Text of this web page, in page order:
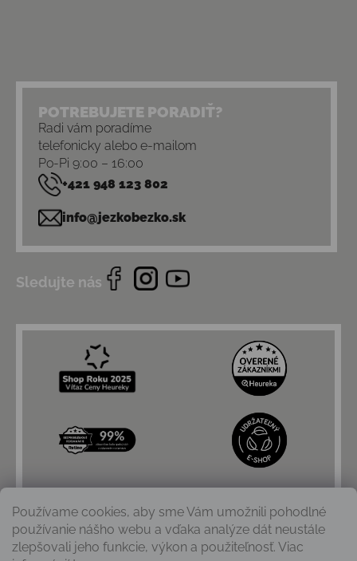
Používame cookies, aby sme Vám umožnili pohodlné
používanie nášho webu a vďaka analýze dát neustále
zlepšovali jeho funkcie, výkon a použiteľnosť. Viac
POTREBUJETE PORADIŤ?
Radi vám poradíme
telefonicky alebo e-mailom
Po-Pi 9:00 – 16:00
+421 948 123 802
info@jezkobezko.sk
Sledujte nás